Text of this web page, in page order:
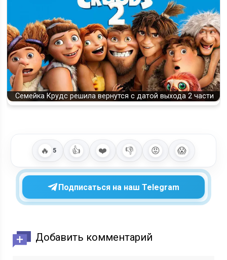
Семейка Крудс решила вернутся с датой выхода 2 части
🔥 5 👍 ❤️ 👎 😡 😱
Подписаться на наш Telegram
Добавить комментарий